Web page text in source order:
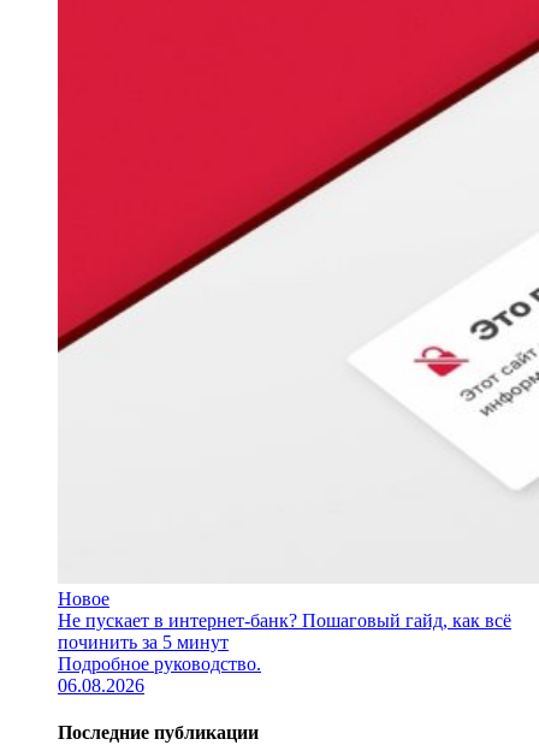
Новое
Не пускает в интернет-банк? Пошаговый гайд, как всё
починить за 5 минут
Подробное руководство.
06.08.2026
Последние публикации